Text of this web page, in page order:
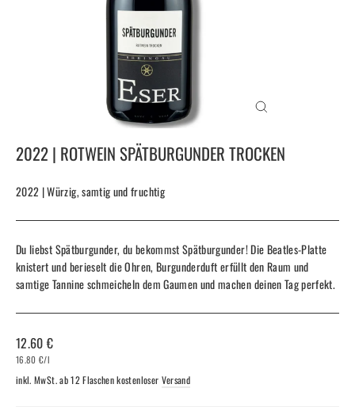
2022 | ROTWEIN SPÄTBURGUNDER TROCKEN
2022 | Würzig, samtig und fruchtig
Du liebst Spätburgunder, du bekommst Spätburgunder! Die Beatles-Platte
knistert und berieselt die Ohren, Burgunderduft erfüllt den Raum und
samtige Tannine schmeicheln dem Gaumen und machen deinen Tag perfekt.
Normaler
Preis
12.60 €
16.80 €/l
inkl. MwSt. ab 12 Flaschen kostenloser Versand